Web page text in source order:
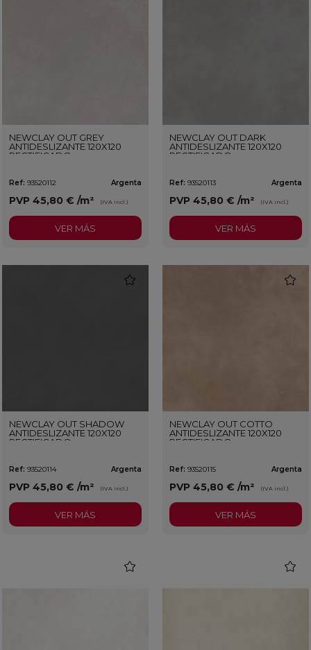
NEWCLAY OUT GREY
ANTIDESLIZANTE 120X120
RECTIFICADO
Ref: 93520112 Argenta
PVP 45,80 € /m² (IVA incl.)
VER MÁS
NEWCLAY OUT DARK
ANTIDESLIZANTE 120X120
RECTIFICADO
Ref: 93520113 Argenta
PVP 45,80 € /m² (IVA incl.)
VER MÁS
NEWCLAY OUT SHADOW
ANTIDESLIZANTE 120X120
RECTIFICADO
Ref: 93520114 Argenta
PVP 45,80 € /m² (IVA incl.)
VER MÁS
NEWCLAY OUT COTTO
ANTIDESLIZANTE 120X120
RECTIFICADO
Ref: 93520115 Argenta
PVP 45,80 € /m² (IVA incl.)
VER MÁS